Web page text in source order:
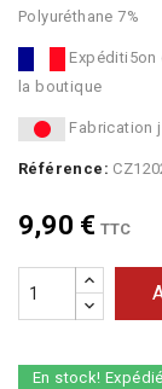
Polyuréthane 7%
Expéditi5on
la boutique
Fabrication
Référence:
9,90 € TTC
En stock!